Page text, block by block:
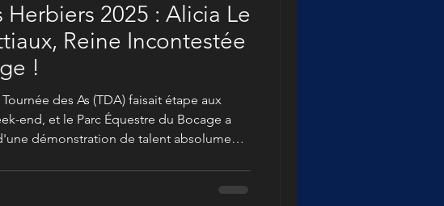
Herbiers 2025 : Alicia Le
Reine Incontestée
!
des As (TDA) faisait étape aux
end, et le Parc Équestre du Bocage a
démonstration de talent absolument
2025 est sans conteste celui